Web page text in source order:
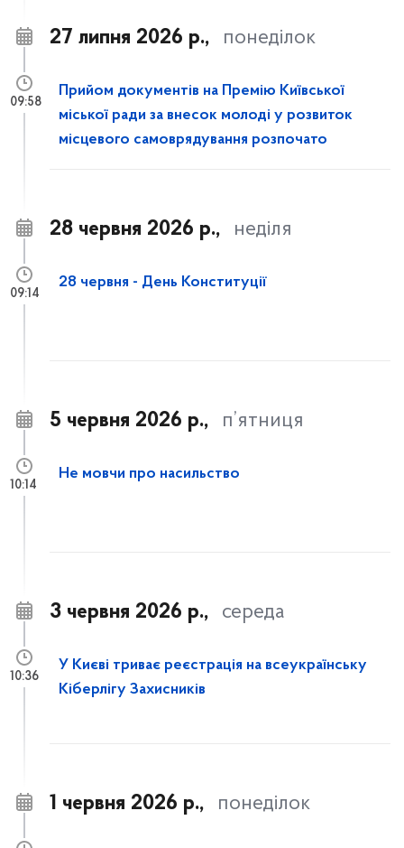
27 липня 2026 р., понеділок
Прийом документів на Премію Київської
міської ради за внесок молоді у розвиток
місцевого самоврядування розпочато
09:58
28 червня 2026 р., неділя
28 червня - День Конституції
09:14
5 червня 2026 р., п’ятниця
Не мовчи про насильство
10:14
3 червня 2026 р., середа
У Києві триває реєстрація на всеукраїнську
Кіберлігу Захисників
10:36
1 червня 2026 р., понеділок